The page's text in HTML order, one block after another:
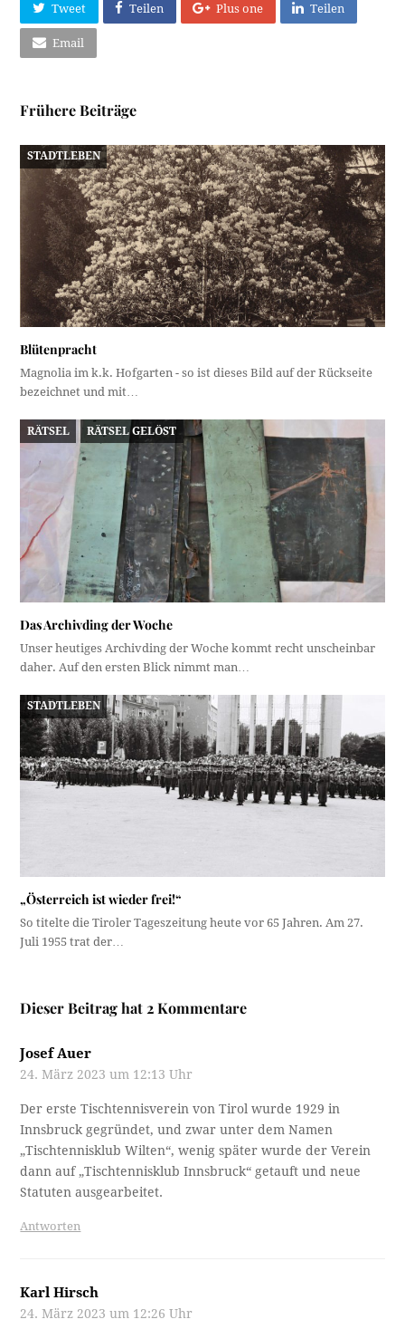
Tweet Teilen Plus one Teilen
Email
Frühere Beiträge
STADTLEBEN
Blütenpracht
Magnolia im k.k. Hofgarten - so ist dieses Bild auf der Rückseite
bezeichnet und mit…
RÄTSEL RÄTSEL GELÖST
Das Archivding der Woche
Unser heutiges Archivding der Woche kommt recht unscheinbar
daher. Auf den ersten Blick nimmt man…
STADTLEBEN
„Österreich ist wieder frei!“
So titelte die Tiroler Tageszeitung heute vor 65 Jahren. Am 27.
Juli 1955 trat der…
Dieser Beitrag hat 2 Kommentare
Josef Auer
24. März 2023 um 12:13 Uhr
Der erste Tischtennisverein von Tirol wurde 1929 in
Innsbruck gegründet, und zwar unter dem Namen
„Tischtennisklub Wilten“, wenig später wurde der Verein
dann auf „Tischtennisklub Innsbruck“ getauft und neue
Statuten ausgearbeitet.
Antworten
Karl Hirsch
24. März 2023 um 12:26 Uhr